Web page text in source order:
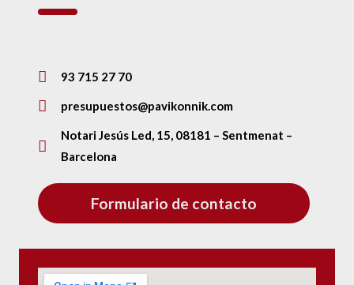
93 715 27 70
presupuestos@pavikonnik.com
Notari Jesús Led, 15, 08181 – Sentmenat –
Barcelona
Formulario de contacto